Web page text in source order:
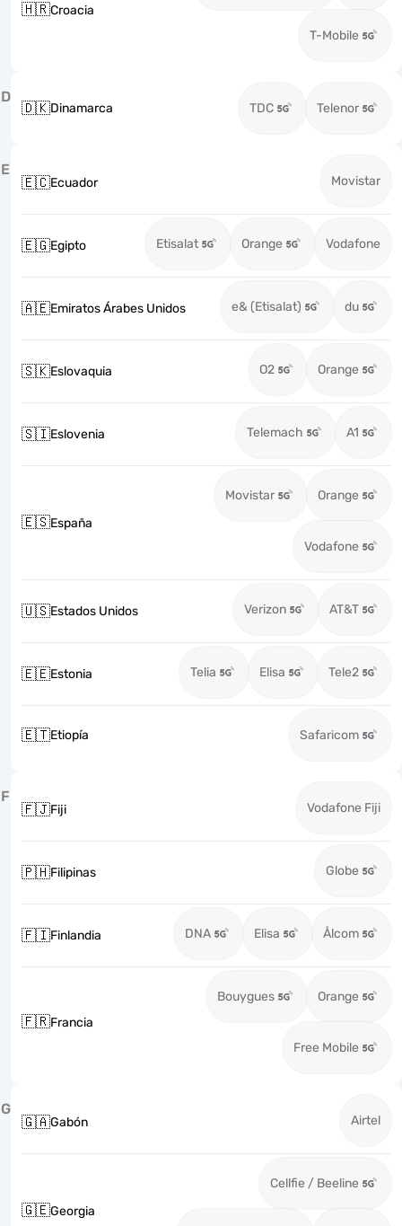
🇭🇷Croacia
T-Mobile
D
🇩🇰Dinamarca TDC Telenor
E
🇪🇨Ecuador Movistar
🇪🇬Egipto Etisalat Orange Vodafone
🇦🇪Emiratos Árabes Unidos e& (Etisalat) du
🇸🇰Eslovaquia O2 Orange
🇸🇮Eslovenia Telemach A1
🇪🇸España
Movistar Orange
Vodafone
🇺🇸Estados Unidos Verizon AT&T
🇪🇪Estonia Telia Elisa Tele2
🇪🇹Etiopía Safaricom
F
🇫🇯Fiji Vodafone Fiji
🇵🇭Filipinas Globe
🇫🇮Finlandia DNA Elisa Ålcom
🇫🇷Francia
Bouygues Orange
Free Mobile
G
🇬🇦Gabón Airtel
🇬🇪Georgia
Cellfie / Beeline